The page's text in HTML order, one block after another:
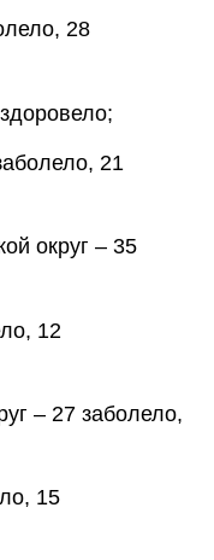
28
21
округ – 35
12
– 27 заболело,
15